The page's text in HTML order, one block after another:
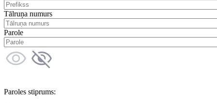
Tālruņa numurs
Parole
Paroles stiprums: